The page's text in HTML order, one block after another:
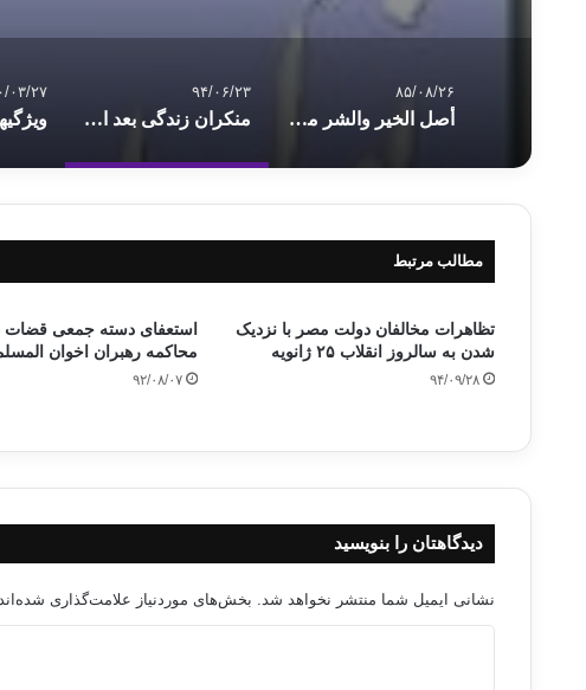
۸۵/۰۸/۲۶
أصل الخير والشر من قبل التفكر
۹۴/۰۶/۲۳
منکران زندگی بعد از مرگ و پوچی پندارشان
۹۰/۰۳/
مطالب مرتبط
تظاهرات مخالفان دولت مصر با نزدیک
شدن به سالروز انقلاب ۲۵ ژانویه
۹۴/۰۹/۲۸
استعفای دسته جمعی قضات
محاکمه رهبران اخوان
۹۲/۰۸/۰۷
دیدگاهتان را بنویسید
نشانی ایمیل شما منتشر نخواهد شد. بخش‌های موردنیاز علامت‌گذاری